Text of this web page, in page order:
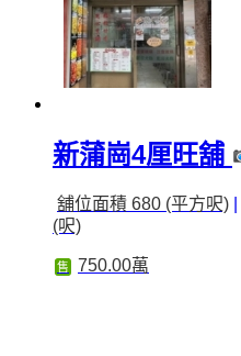
新蒲崗4厘旺舖
舖位面積 680 (平方呎)
(呎)
售 750.00萬